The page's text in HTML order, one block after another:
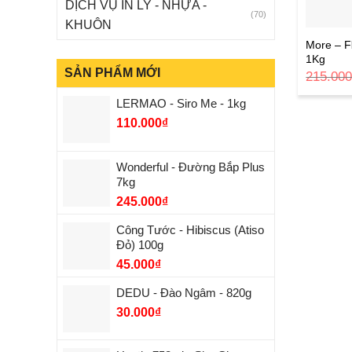
DỊCH VỤ IN LY - NHỰA -
KHUÔN
(70)
SẢN PHẨM MỚI
LERMAO - Siro Me - 1kg
110.000₫
Wonderful - Đường Bắp Plus
7kg
245.000₫
Công Tước - Hibiscus (Atiso
Đỏ) 100g
45.000₫
DEDU - Đào Ngâm - 820g
30.000₫
More –
1Kg
215.000